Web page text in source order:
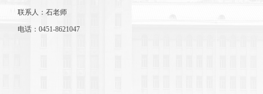
联系人：石老师
电话： 0451-8621047